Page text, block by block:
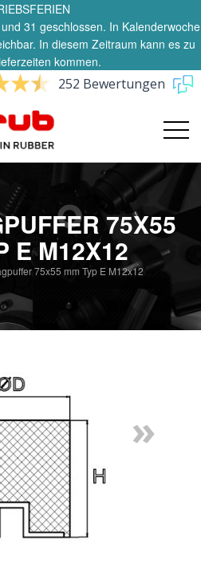
31 geschlossen. In Kalenderwoche
In diesem Zeitraum kann es zu
kommen.
252 Bewertungen
75X55
E M12X12
75x55 mm Typ E M12x12
»